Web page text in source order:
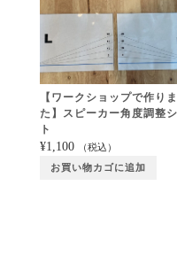
【ワークショップで作り
た】スピーカー角度調整
ト
¥1,100 （税込）
お買い物カゴに追加